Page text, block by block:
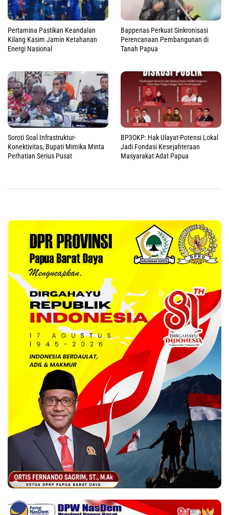
Pertamina Pastikan Keandalan
Kilang Kasim Jamin Ketahanan
Energi Nasional
Bappenas Perkuat Sinkronisasi
Perencanaan Pembangunan di
Tanah Papua
Soroti Soal Infrastruktur-
Konektivitas, Bupati Mimika Minta
Perhatian Serius Pusat
BP3OKP: Hak Ulayat-Potensi Lokal
Jadi Fondasi Kesejahteraan
Masyarakat Adat Papua